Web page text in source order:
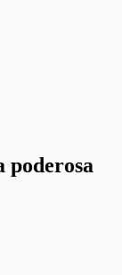
poderosa